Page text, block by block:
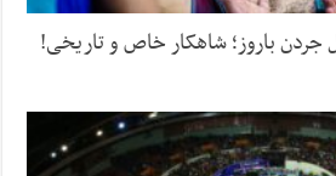
جردن باروز؛ شاهکار خاص و تاریخی!